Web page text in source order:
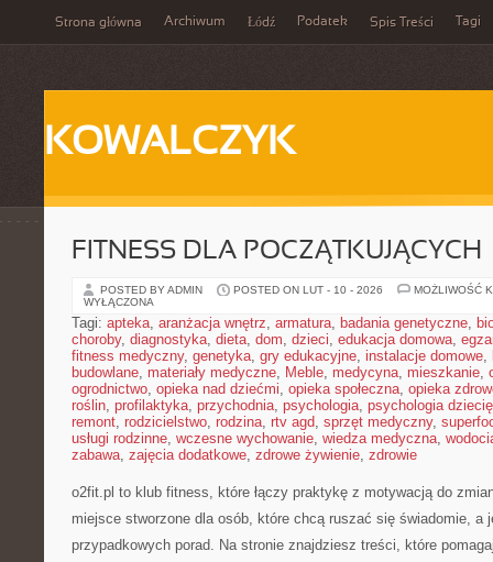
Strona główna Archiwum Łódź Podatek Spis Treści Tagi
KOWALCZYK
FITNESS DLA POCZĄTKUJĄCYCH
POSTED BY ADMIN POSTED ON LUT - 10 - 2026
MOŻLIWOŚĆ
WYŁĄCZONA
Tagi: apteka, aranżacja wnętrz, armatura, badania genetyczne,
choroby, diagnostyka, dieta, dom, dzieci, edukacja domowa,
fitness medyczny, genetyka, gry edukacyjne, instalacje domowe,
budowlane, materiały medyczne, Meble, medycyna, mieszkanie,
ogrodnictwo, opieka nad dziećmi, opieka społeczna, opieka
roślin, profilaktyka, przychodnia, psychologia, psychologia
remont, rodzicielstwo, rodzina, rtv agd, sprzęt medyczny,
usługi rodzinne, wczesne wychowanie, wiedza medyczna,
zabawa, zajęcia dodatkowe, zdrowe żywienie, zdrowie
o2fit.pl to klub fitness, które łączy praktykę z motywacją do
miejsce stworzone dla osób, które chcą ruszać się świadomie, a
przypadkowych porad. Na stronie znajdziesz treści, które